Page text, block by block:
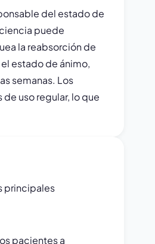
del estado de
puede
la reabsorción de
estado de ánimo,
semanas. Los
uso regular, lo que
principales
pacientes a